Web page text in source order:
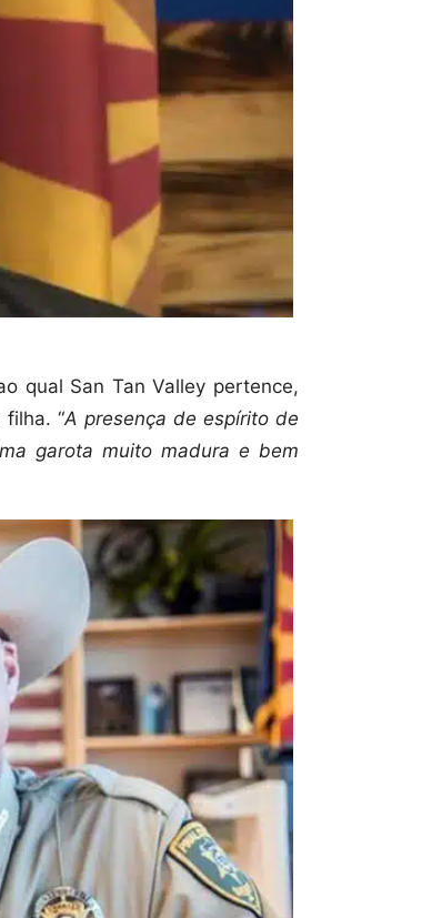
qual San Tan Valley pertence,
“A presença de espírito de
garota muito madura e bem